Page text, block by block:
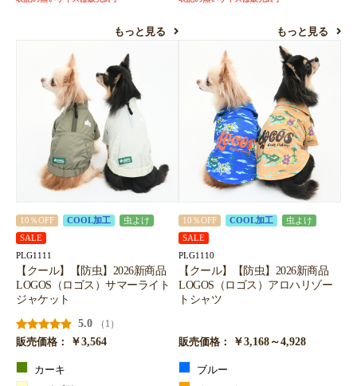
もっと見る もっと見る
10％OFF COOL加工
虫よけ
SALE
PLG1111
【クール】【防虫】2026新商品
LOGOS（ロゴス）サマーライト
ジャケット
5.0
（1）
販売価格：
￥3,564
カーキ
10％OFF COOL加工
虫よけ
SALE
PLG1110
【クール】【防虫】2026新商品
LOGOS（ロゴス）アロハリゾー
トシャツ
販売価格： ￥3,168～4,928
ブルー